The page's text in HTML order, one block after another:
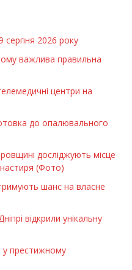
серпня 2026 року
важлива правильна
центри на
до опалювального
досліджують місце
(Фото)
шанс на власне
відкрили унікальну
у престижному